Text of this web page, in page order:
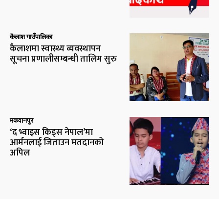
कैलाश गाउँपालिका
कैलाशमा स्वास्थ्य व्यवस्थापन
सूचना प्रणालीसम्बन्धी तालिम सुरु
मकवानपुर
‘द भ्वाइस किड्स नेपाल’मा
आर्मनलाई जिताउन मतदानको
अपिल